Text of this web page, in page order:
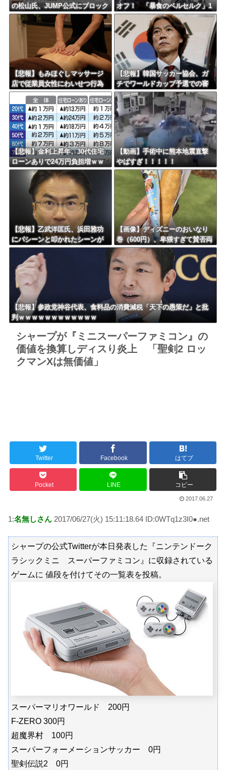
海外「おめでとうタキ！」リヴァプール南野がバースデーゴール！！
Powered by livedoor 相互RSS
の松山氏、JUMP公式にブロック
されるｗｗｗｗｗｗｗｗｗｗｗ
オフ！ 「暴食のベルセルク」1
4巻無料ｗｗｗｗｗｗ
【悲報】もみほぐしマッサージ
店で従業員女性にわいせつ行為
かで男を逮捕ｗｗｗｗｗｗｗｗ
ｗ
【悲報】韓国サッカー協会、ガ
チでワールドカップ予選での審
判への性接待がバレ大炎上大騒
ぎにｗｗｗｗｗｗｗｗ
【悲報】金利上昇年、30代住宅
ローンありで24万円負担増ｗｗ
ｗｗｗｗｗｗｗｗｗｗ
【動画】手術中に熊本地震直撃
やばすぎ！！！！！
【悲報】乙武洋匡氏、浜田雅功
にパシーンと叩かれたシーンが
オンエアされず「障害者相手だ
と放送されなくなる。俺、逆差
別だと思って」
【画像】ディズニーのおいなり
巻（600円）、卑猥すぎて賛否両
論ｗｗｗｗｗｗｗｗｗ
【悲報】参政党神谷代表、食料品の消費減税「天下の愚策だ」と批
判ｗｗｗｗｗｗｗｗｗｗｗｗ
シャープが『ミニスーパーファミコン』の
価値を換算しディスり炎上 「聖剣2 ロッ
クマンXは無価値」
Twitter Facebook はてブ
Pocket LINE コピー
2017.06.27
1:名無しさん 2017/06/27(火) 15:11:18.64 ID:0WTq1z3I0●.net
シャープの公式Twitterが本日発表した『ニンテンドーク
ラシックミニ スーパーファミコン』に収録されている
ゲームに 値段を付けてその一覧表を投稿。
スーパーマリオワールド 200円
F-ZERO 300円
超魔界村 100円
スーパーフォーメーションサッカー 0円
聖剣伝説2 0円